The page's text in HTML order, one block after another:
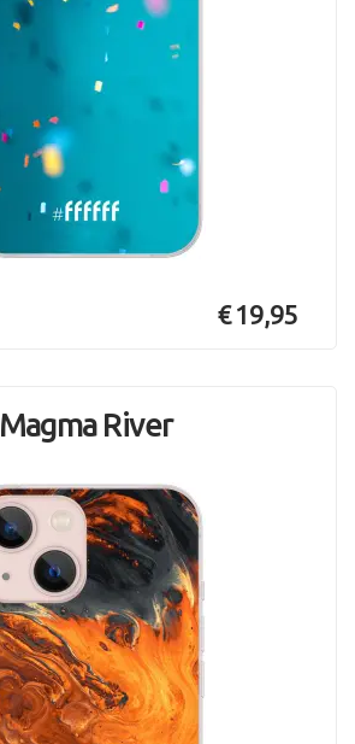
€ 19,95
Magma River